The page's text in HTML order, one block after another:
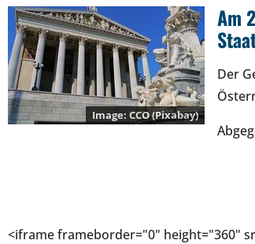
CCO (Pixabay)
Am
Der
<iframe frameborder="0" height="360"